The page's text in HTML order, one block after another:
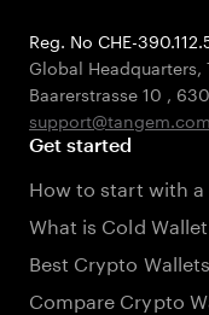
Reg. No CHE-
Global Headquarters,
Baarerstrasse 10 ,
support@tangem.com
Get started
How to start with
What is Cold Wallet
Best Crypto Wallets
Compare Crypto